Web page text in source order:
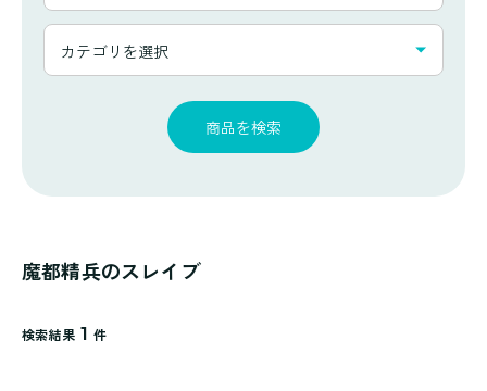
ド
か
ト
一
カ
カテゴリを選択
商品を検索
魔都精兵のスレイブ
検索結果 1 件